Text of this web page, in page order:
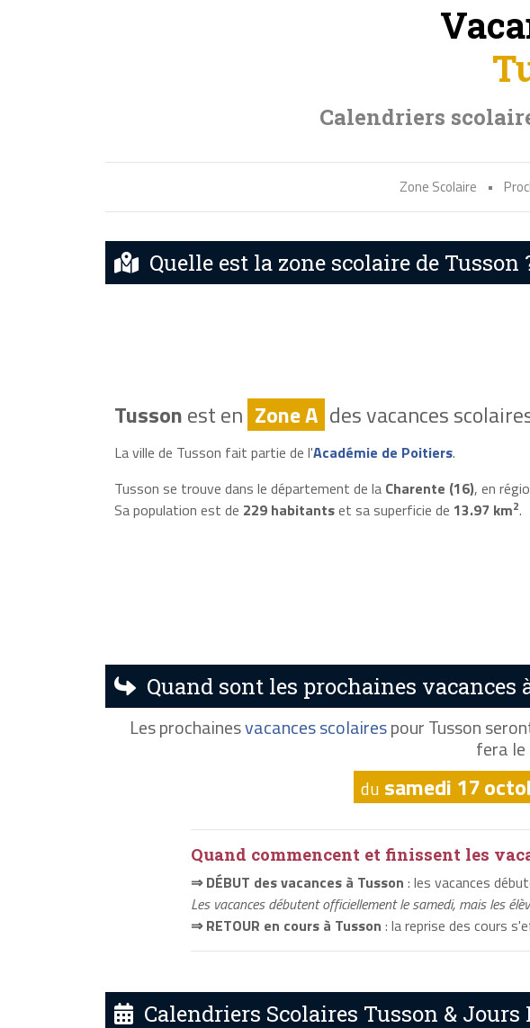
Calendriers
Zone Scolaire •
Quelle est la zone scolaire de Tusson
Tussonest en Zone A des vacances
La ville de Tusson fait partie de l'Académie de Poitiers.
Tusson se trouve dans le département de la Charente (16), en
Sa population est de 229 habitantset sa superficie de 13.97 km2.
Quand sont les prochaines vacances
Les prochainesvacances scolairespour Tusson
fera le
du samedi 17
Quand commencent et finissent les
⇒ DÉBUT des vacances à Tusson : les vacances
Les vacances débutent officiellement le samedi, mais les
⇒ RETOUR en cours à Tusson : la reprise des cours
Calendriers Scolaires Tusson & Jours